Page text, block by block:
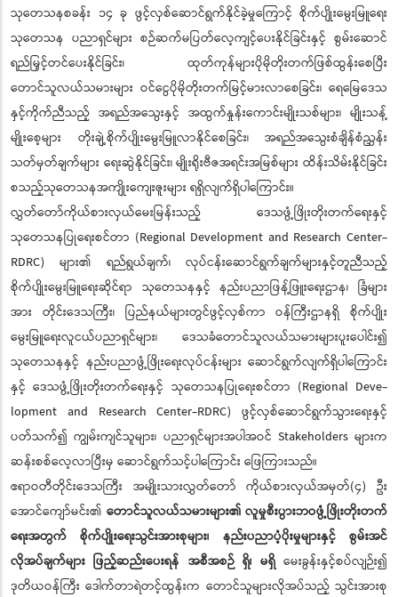
သုတေသနစခန်း ၁၄ ခု ဖွင့်လှစ်ဆောင်ရွက်နိုင်ခဲ့မှုကြောင့် စိုက်ပျိုးမွေးမြူရေး
သုတေသန ပညာရှင်များ စဉ်ဆက်မပြတ်လေ့ကျင့်ပေးနိုင်ခြင်းနှင့် စွမ်းဆောင်
ရည်မြှင့်တင်ပေးနိုင်ခြင်း၊ ထုတ်ကုန်များပိုမိုတိုးတက်ဖြစ်ထွန်းစေပြီး
တောင်သူလယ်သမားများ ဝင်ငွေပိုမိုတိုးတက်မြင့်မားလာစေခြင်း၊ ရေမြေဒေသ
နှင့်ကိုက်ညီသည့် အရည်အသွေးနှင့် အထွက်နှုန်းကောင်းမျိုးသစ်များ၊ မျိုးသန့်
မျိုးစေ့များ တိုးချဲ့စိုက်ပျိုးမွေးမြူလာနိုင်စေခြင်း၊ အရည်အသွေးစံချိန်စံညွှန်း
သတ်မှတ်ချက်များ ရေးဆွဲနိုင်ခြင်း၊ မျိုးရိုးဗီဇအရင်းအမြစ်များ ထိန်းသိမ်းနိုင်ခြင်း
စသည့်သုတေသနအကျိုးကျေးဇူးများ ရရှိလျက်ရှိပါကြောင်း။
လွှတ်တော်ကိုယ်စားလှယ်မေးမြန်းသည့် ဒေသဖွံ့ဖြိုးတိုးတက်ရေးနှင့်
သုတေသနပြုရေးစင်တာ (Regional Development and Research Center-
RDRC) များ၏ ရည်ရွယ်ချက်၊ လုပ်ငန်းဆောင်ရွက်ချက်များနှင့်တူညီသည့်
စိုက်ပျိုးမွေးမြူရေးဆိုင်ရာ သုတေသနနှင့် နည်းပညာဖြန့်ဖြူးရေးဌာန၊ ခြံများ
အား တိုင်းဒေသကြီး၊ ပြည်နယ်များတွင်ဖွင့်လှစ်ကာ ဝန်ကြီးဌာနရှိ စိုက်ပျိုး
မွေးမြူရေးလူငယ်ပညာရှင်များ၊ ဒေသခံတောင်သူလယ်သမားများပူးပေါင်း၍
သုတေသနနှင့် နည်းပညာဖွံ့ဖြိုးရေးလုပ်ငန်းများ ဆောင်ရွက်လျက်ရှိပါကြောင်း
နှင့် ဒေသဖွံ့ဖြိုးတိုးတက်ရေးနှင့် သုတေသနပြုရေးစင်တာ (Regional Deve-
lopment and Research Center-RDRC) ဖွင့်လှစ်ဆောင်ရွက်သွားရေးနှင့်
ပတ်သက်၍ ကျွမ်းကျင်သူများ၊ ပညာရှင်များအပါအဝင် Stakeholders များက
ဆန်းစစ်လေ့လာပြီးမှ ဆောင်ရွက်သင့်ပါကြောင်း ဖြေကြားသည်။
ဧရာဝတီတိုင်းဒေသကြီး အမျိုးသားလွှတ်တော် ကိုယ်စားလှယ်အမှတ်(၄) ဦး
အောင်ကျော်မင်း၏ တောင်သူလယ်သမားများ၏ လူမှုစီးပွားဘဝဖွံ့ဖြိုးတိုးတက်
ရေးအတွက် စိုက်ပျိုးရေးသွင်းအားစုများ၊ နည်းပညာပံ့ပိုးမှုများနှင့် စွမ်းအင်
လိုအပ်ချက်များ ဖြည့်ဆည်းပေးရန် အစီအစဉ် ရှိ၊ မရှိမေးခွန်းနှင့်စပ်လျဉ်း၍
ဒုတိယဝန်ကြီး ဒေါက်တာရဲတင့်ထွန်းက တောင်သူများလိုအပ်သည့် သွင်းအားစု